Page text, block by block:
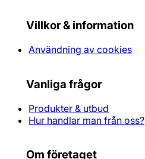
Villkor & information
Användning av cookies
Vanliga frågor
Produkter & utbud
Hur handlar man från oss?
Om företaget